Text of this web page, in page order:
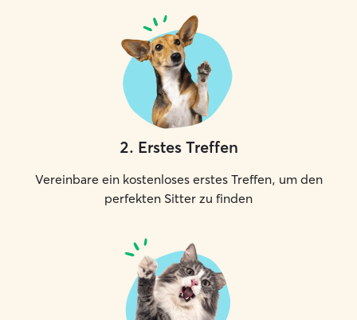
2. Erstes Treffen
Vereinbare ein kostenloses erstes Treffen, um den
perfekten Sitter zu finden